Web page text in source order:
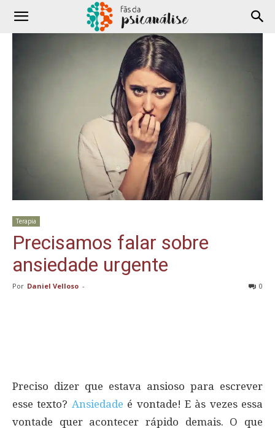
Terapia
Precisamos falar sobre
ansiedade urgente
Por Daniel Velloso - 0
Preciso dizer que estava ansioso para escrever
esse texto? Ansiedade é vontade! E às vezes essa
vontade quer acontecer rápido demais. O que